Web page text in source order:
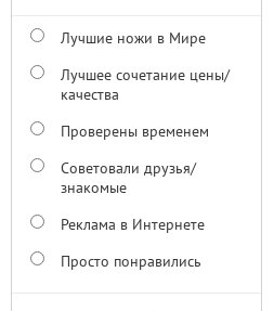
Лучшие ножи в Мире
Лучшее сочетание цены/
качества
Проверены временем
Советовали друзья/
знакомые
Реклама в Интернете
Просто понравились